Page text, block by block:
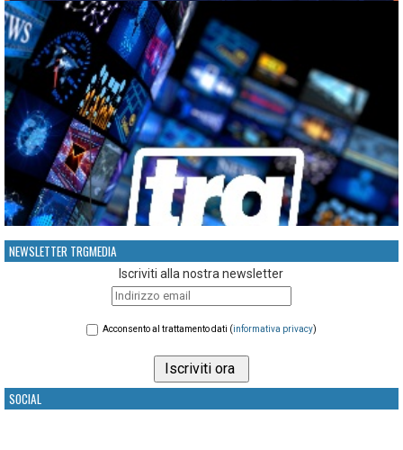
NEWSLETTER TRGMEDIA
Iscriviti alla nostra newsletter
Acconsento al trattamento dati (informativa privacy)
SOCIAL